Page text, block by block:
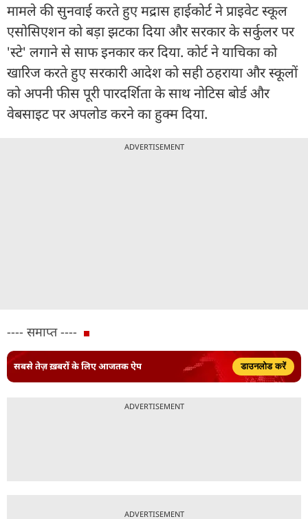
मामले की सुनवाई करते हुए मद्रास हाईकोर्ट ने प्राइवेट स्कूल
एसोसिएशन को बड़ा झटका दिया और सरकार के सर्कुलर पर
'स्टे' लगाने से साफ इनकार कर दिया. कोर्ट ने याचिका को
खारिज करते हुए सरकारी आदेश को सही ठहराया और स्कूलों
को अपनी फीस पूरी पारदर्शिता के साथ नोटिस बोर्ड और
वेबसाइट पर अपलोड करने का हुक्म दिया.
ADVERTISEMENT
---- समाप्त ----
सबसे तेज़ ख़बरों के लिए आजतक ऐप डाउनलोड करें
ADVERTISEMENT
ADVERTISEMENT